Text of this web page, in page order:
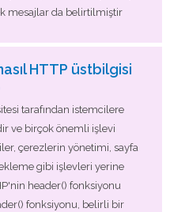
mesajlar da belirtilmiştir
HTTP üstbilgisi
tarafından istemcilere
ve birçok önemli işlevi
çerezlerin yönetimi, sayfa
gibi işlevleri yerine
header() fonksiyonu
fonksiyonu, belirli bir